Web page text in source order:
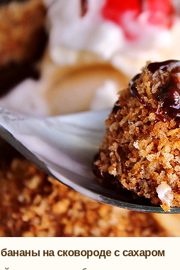
на сковороде с сахаром